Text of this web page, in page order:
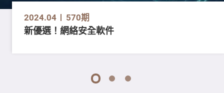
2024.04 570期
新優選！網絡安全軟件
1 2 3